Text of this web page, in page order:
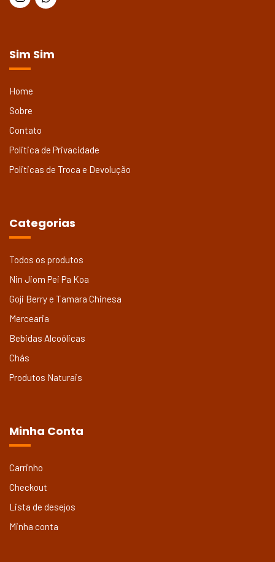
Sim Sim
Home
Sobre
Contato
Politica de Privacidade
Politicas de Troca e Devolução
Categorias
Todos os produtos
Nin Jiom Pei Pa Koa
Goji Berry e Tamara Chinesa
Mercearia
Bebidas Alcoólicas
Chás
Produtos Naturais
Minha Conta
Carrinho
Checkout
Lista de desejos
Minha conta